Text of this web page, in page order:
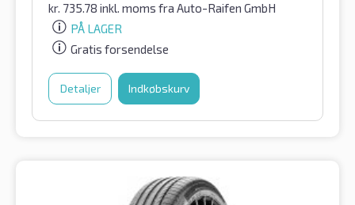
kr. 735.78 inkl. moms fra Auto-Raifen GmbH
PÅ LAGER
Gratis forsendelse
Detaljer Indkøbskurv